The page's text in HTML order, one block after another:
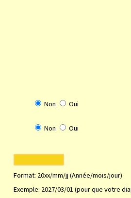
Non
Oui
Non Oui
Format: 20xx/mm/jj (Année/mois/jour)
Exemple: 2027/03/01 (pour que votre